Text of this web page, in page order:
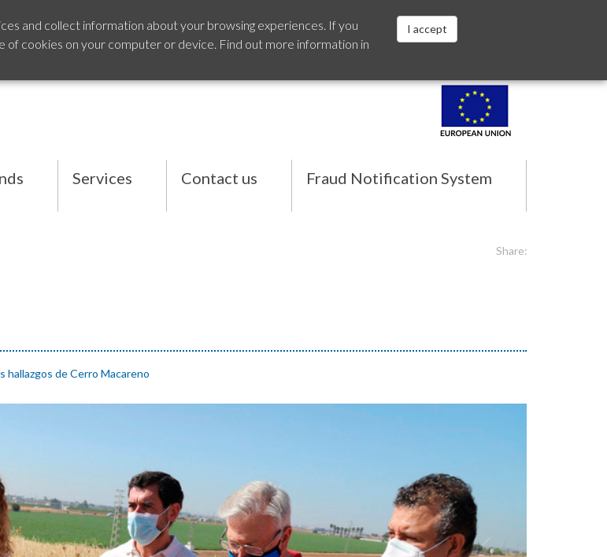
Services Contact us Fraud Notification System
Share:
hallazgos de Cerro Macareno
and collect information about your browsing experiences. If you
of cookies on your computer or device. Find out more information in
I accept